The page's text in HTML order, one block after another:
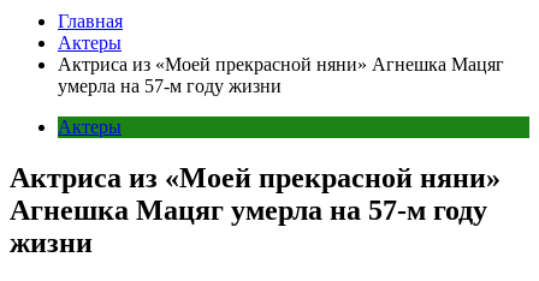
Главная
Актеры
Актриса из «Моей прекрасной няни» Агнешка Мацяг
умерла на 57-м году жизни
Актеры
Актриса из «Моей прекрасной няни»
Агнешка Мацяг умерла на 57-м году
жизни